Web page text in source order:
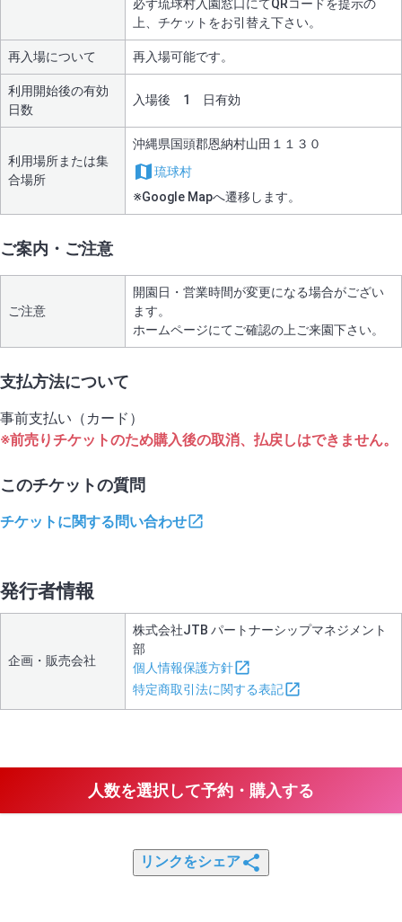
必ず琉球村入園窓口にてQRコードを提示の
上、チケットをお引替え下さい。
再入場について 再入場可能です。
利用開始後の有効
日数
入場後 1 日有効
利用場所または集
合場所
沖縄県国頭郡恩納村山田１１３０
琉球村
※Google Mapへ遷移します。
ご案内・ご注意
ご注意
開園日・営業時間が変更になる場合がござい
ます。
支払方法について
事前支払い（カード）
※前売りチケットのため購入後の取消、払戻しはできません。
このチケットの質問
チケットに関する問い合わせ
発行者情報
企画・販売会社
株式会社JTB パートナーシップマネジメント
部
個人情報保護方針
特定商取引法に関する表記
人数を選択して予約・購入する
リンクをシェア